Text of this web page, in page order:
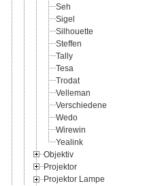
Seh
Sigel
Silhouette
Steffen
Tally
Tesa
Trodat
Velleman
Verschiedene
Wedo
Wirewin
Yealink
Objektiv
Projektor
Projektor Lampe